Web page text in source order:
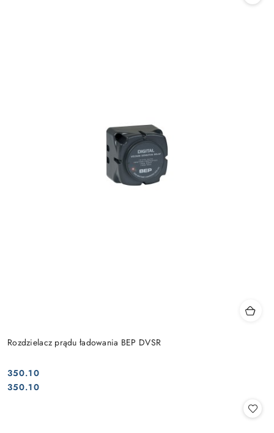
Rozdzielacz prądu ładowania BEP DVSR
Cena:
350.10
Cena:
350.10